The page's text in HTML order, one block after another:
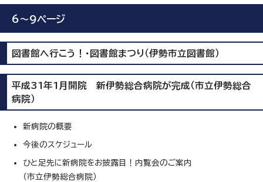
6～9ページ
図書館へ行こう！・図書館まつり（伊勢市立図書館）
平成31年1月開院 新伊勢総合病院が完成（市立伊勢総合
病院）
新病院の概要
今後のスケジュール
ひと足先に新病院をお披露目！内覧会のご案内
（市立伊勢総合病院）